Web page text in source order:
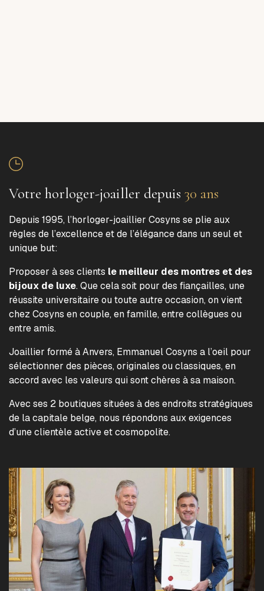
Votre horloger-joailler depuis 30 ans
Depuis 1995, l’horloger-joaillier Cosyns se plie aux
règles de l’excellence et de l’élégance dans un seul et
unique but:
Proposer à ses clients le meilleur des montres et des
bijoux de luxe. Que cela soit pour des fiançailles, une
réussite universitaire ou toute autre occasion, on vient
chez Cosyns en couple, en famille, entre collègues ou
entre amis.
Joaillier formé à Anvers, Emmanuel Cosyns a l’oeil pour
sélectionner des pièces, originales ou classiques, en
accord avec les valeurs qui sont chères à sa maison.
Avec ses 2 boutiques situées à des endroits stratégiques
de la capitale belge, nous répondons aux exigences
d’une clientèle active et cosmopolite.